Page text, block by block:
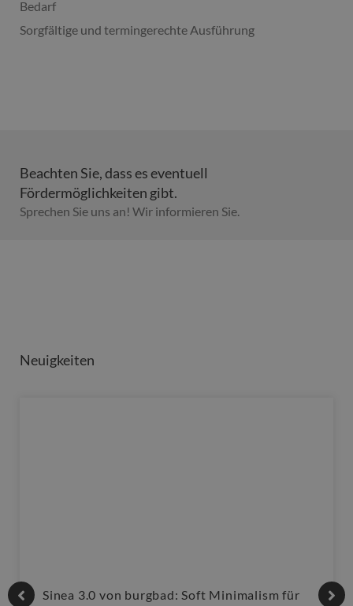
Bedarf
Sorgfältige und termingerechte Ausführung
Beachten Sie, dass es eventuell
Fördermöglichkeiten gibt.
Sprechen Sie uns an! Wir informieren Sie.​
Neuigkeiten
Sinea 3.0 von burgbad: Soft Minimalism für